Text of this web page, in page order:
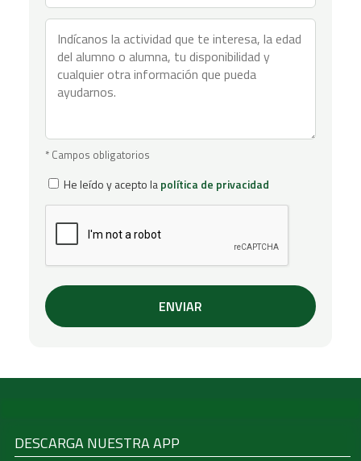
* Campos obligatorios
He leído y acepto lapolítica de privacidad
DESCARGA NUESTRA APP